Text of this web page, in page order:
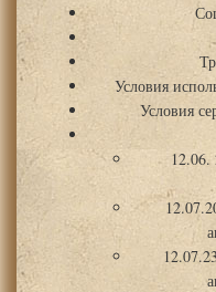
Условия
Условия